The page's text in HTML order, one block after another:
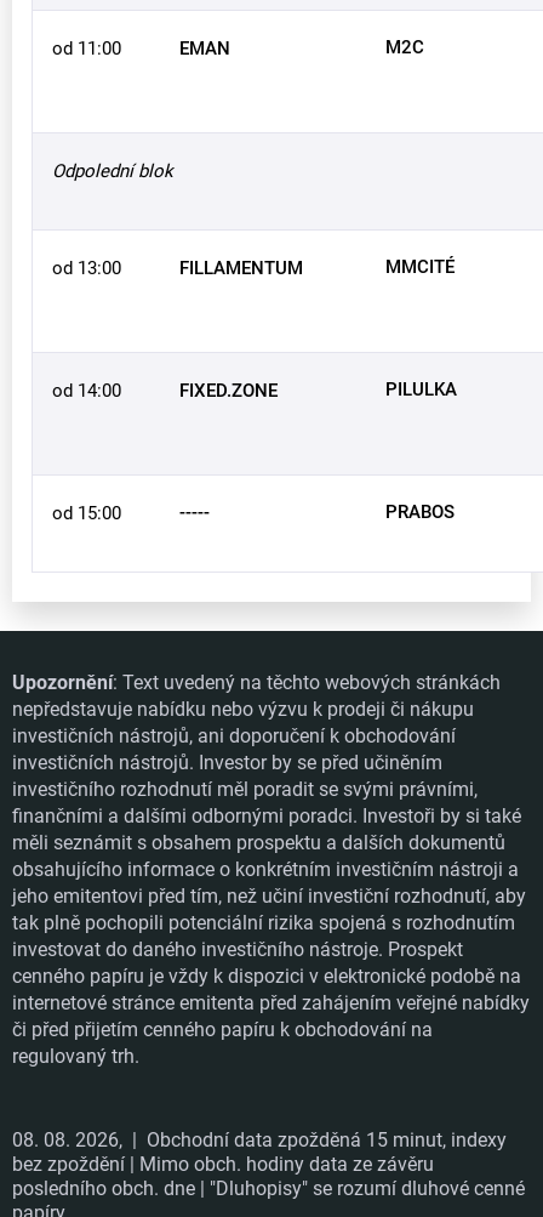
od 11:00 EMAN M2C
Odpolední blok
od 13:00 FILLAMENTUM MMCITÉ
od 14:00 FIXED.ZONE PILULKA
od 15:00 ----- PRABOS
Upozornění: Text uvedený na těchto webových stránkách
nepředstavuje nabídku nebo výzvu k prodeji či nákupu
investičních nástrojů, ani doporučení k obchodování
investičních nástrojů. Investor by se před učiněním
investičního rozhodnutí měl poradit se svými právními,
finančními a dalšími odbornými poradci. Investoři by si také
měli seznámit s obsahem prospektu a dalších dokumentů
obsahujícího informace o konkrétním investičním nástroji a
jeho emitentovi před tím, než učiní investiční rozhodnutí, aby
tak plně pochopili potenciální rizika spojená s rozhodnutím
investovat do daného investičního nástroje. Prospekt
cenného papíru je vždy k dispozici v elektronické podobě na
internetové stránce emitenta před zahájením veřejné nabídky
či před přijetím cenného papíru k obchodování na
regulovaný trh.
08. 08. 2026, | Obchodní data zpožděná 15 minut, indexy
bez zpoždění | Mimo obch. hodiny data ze závěru
posledního obch. dne | "Dluhopisy" se rozumí dluhové cenné